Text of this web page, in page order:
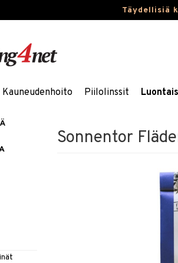
Täydellisiä
Kauneudenhoito Piilolinssit
Sonnentor